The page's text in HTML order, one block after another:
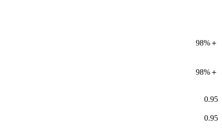
98%＋
98%＋
0.95
0.95